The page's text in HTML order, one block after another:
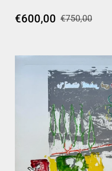
€600,00 €750,00